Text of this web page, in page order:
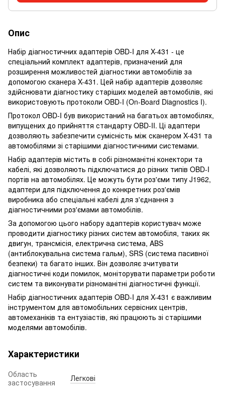
Опис
Набір діагностичних адаптерів OBD-I для X-431 - це
спеціальний комплект адаптерів, призначений для
розширення можливостей діагностики автомобілів за
допомогою сканера X-431. Цей набір адаптерів дозволяє
здійснювати діагностику старіших моделей автомобілів, які
використовують протоколи OBD-I (On-Board Diagnostics I).
Протокол OBD-I був використаний на багатьох автомобілях,
випущених до прийняття стандарту OBD-II. Ці адаптери
дозволяють забезпечити сумісність між сканером X-431 та
автомобілями зі старішими діагностичними системами.
Набір адаптерів містить в собі різноманітні конектори та
кабелі, які дозволяють підключатися до різних типів OBD-I
портів на автомобілях. Це можуть бути роз'єми типу J1962,
адаптери для підключення до конкретних роз'ємів
виробника або спеціальні кабелі для з'єднання з
діагностичними роз'ємами автомобілів.
За допомогою цього набору адаптерів користувач може
проводити діагностику різних систем автомобіля, таких як
двигун, трансмісія, електрична система, ABS
(антиблокувальна система гальм), SRS (система пасивної
безпеки) та багато інших. Він дозволяє зчитувати
діагностичні коди помилок, моніторувати параметри роботи
систем та виконувати різноманітні діагностичні функції.
Набір діагностичних адаптерів OBD-I для X-431 є важливим
інструментом для автомобільних сервісних центрів,
автомеханіків та ентузіастів, які працюють зі старішими
моделями автомобілів.
Характеристики
Область
застосування
Легкові